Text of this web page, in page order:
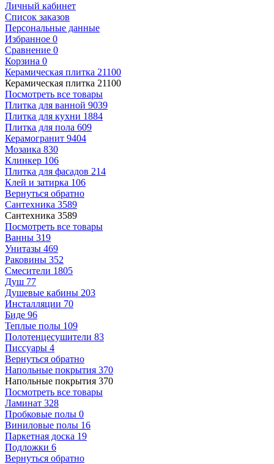
Личный кабинет
Список заказов
Персональные данные
Избранное 0
Сравнение 0
Корзина 0
Керамическая плитка 21100
Керамическая плитка 21100
Посмотреть все товары
Плитка для ванной 9039
Плитка для кухни 1884
Плитка для пола 609
Керамогранит 9404
Мозаика 830
Клинкер 106
Плитка для фасадов 214
Клей и затирка 106
Вернуться обратно
Сантехника 3589
Сантехника 3589
Посмотреть все товары
Ванны 319
Унитазы 469
Раковины 352
Смесители 1805
Душ 77
Душевые кабины 203
Инсталляции 70
Биде 96
Теплые полы 109
Полотенцесушители 83
Писсуары 4
Вернуться обратно
Напольные покрытия 370
Напольные покрытия 370
Посмотреть все товары
Ламинат 328
Пробковые полы 0
Виниловые полы 16
Паркетная доска 19
Подложки 6
Вернуться обратно